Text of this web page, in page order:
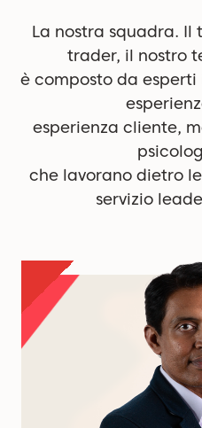
La nostra squadra. Il
trader, il nostro
è composto da
esperienza cliente,
che lavorano dietro
servizio